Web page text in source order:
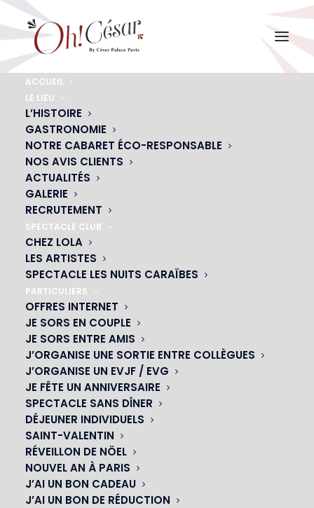
ACCUEIL
LE LIEU
L’HISTOIRE
GASTRONOMIE
NOTRE CABARET ÉCO-RESPONSABLE
NOS AVIS CLIENTS
ACTUALITÉS
GALERIE
RECRUTEMENT
SPECTACLE CLUB
CHEZ LOLA
LES ARTISTES
SPECTACLE LES NUITS CARAÏBES
PARTICULIERS
OFFRES INTERNET
JE SORS EN COUPLE
JE SORS ENTRE AMIS
J’ORGANISE UNE SORTIE ENTRE COLLÈGUES
J’ORGANISE UN EVJF / EVG
JE FÊTE UN ANNIVERSAIRE
SPECTACLE SANS DÎNER
DÉJEUNER INDIVIDUELS
SAINT-VALENTIN
RÉVEILLON DE NÖEL
NOUVEL AN À PARIS
J’AI UN BON CADEAU
J’AI UN BON DE RÉDUCTION
Apparition du César Palace dans le film Planétarium